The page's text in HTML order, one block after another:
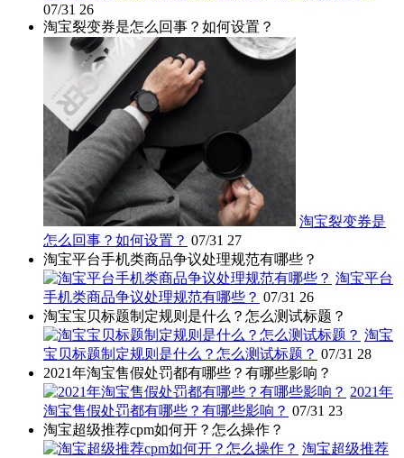
07/31 26
淘宝裂变券是怎么回事？如何设置？
淘宝裂变券是
怎么回事？如何设置？ 07/31 27
淘宝平台手机类商品争议处理规范有哪些？
淘宝平台
手机类商品争议处理规范有哪些？ 07/31 26
淘宝宝贝标题制定规则是什么？怎么测试标题？
淘宝
宝贝标题制定规则是什么？怎么测试标题？ 07/31 28
2021年淘宝售假处罚都有哪些？有哪些影响？
2021年
淘宝售假处罚都有哪些？有哪些影响？ 07/31 23
淘宝超级推荐cpm如何开？怎么操作？
淘宝超级推荐